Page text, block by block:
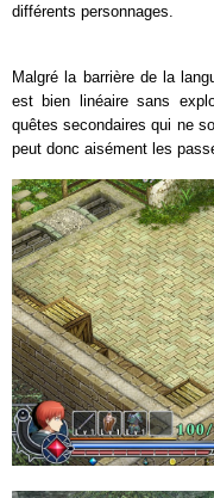
différents personnages.
Malgré la barrière de la
est bien linéaire sans
quêtes secondaires qui ne
peut donc aisément les